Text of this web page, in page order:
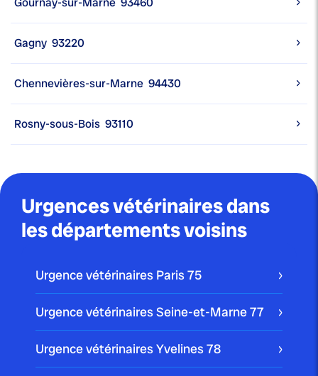
Gagny 93220
Chennevières-sur-Marne 94430
Rosny-sous-Bois 93110
Urgences vétérinaires dans
les départements voisins
Urgence vétérinaires Paris75
Urgence vétérinaires Seine-et-Marne77
Urgence vétérinaires Yvelines78